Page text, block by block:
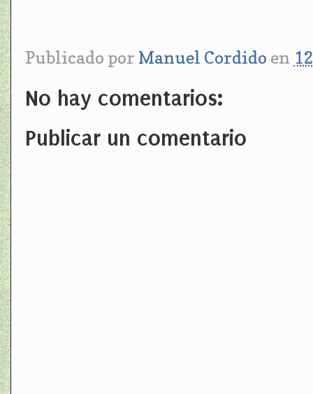
Publicado por Manuel Cordido en
No hay comentarios:
Publicar un comentario